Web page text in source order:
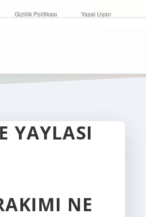
Gizlilik Politikası Yasal Uyarı
YAYLASI
NE